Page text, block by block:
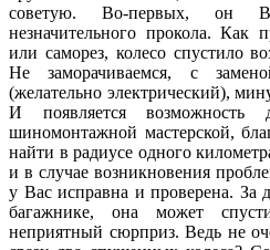
советую. Во-первых, он
незначительного прокола.
или саморез, колесо спустило
Не заморачиваемся, с
(желательно электрический),
И появляется возможность
шиномонтажной мастерской,
найти в радиусе одного
и в случае возникновения
у Вас исправна и проверена. За
багажнике, она может
неприятный сюрприз. Ведь не